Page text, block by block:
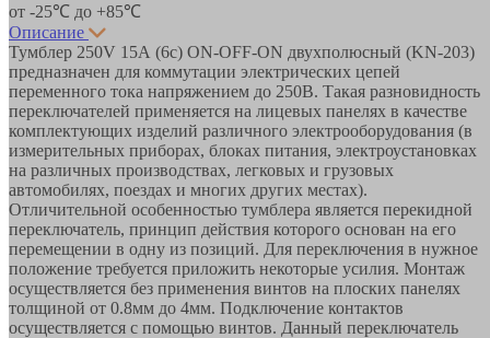
от -25℃ до +85℃
Описание
Тумблер 250V 15А (6c) ON-OFF-ON двухполюсный (KN-203)
предназначен для коммутации электрических цепей
переменного тока напряжением до 250В. Такая разновидность
переключателей применяется на лицевых панелях в качестве
комплектующих изделий различного электрооборудования (в
измерительных приборах, блоках питания, электроустановках
на различных производствах, легковых и грузовых
автомобилях, поездах и многих других местах).
Отличительной особенностью тумблера является перекидной
переключатель, принцип действия которого основан на его
перемещении в одну из позиций. Для переключения в нужное
положение требуется приложить некоторые усилия. Монтаж
осуществляется без применения винтов на плоских панелях
толщиной от 0.8мм до 4мм. Подключение контактов
осуществляется с помощью винтов. Данный переключатель